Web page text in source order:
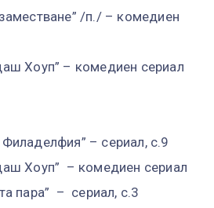
/п./ – комедиен
Хоуп” – комедиен сериал
– сериал, с.9
Хоуп” – комедиен сериал
пара” – сериал, с.3